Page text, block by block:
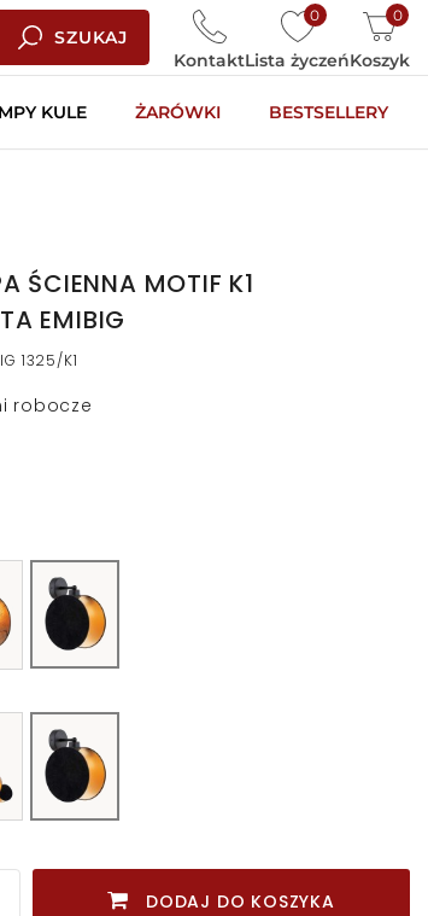
SZUKAJ
0
Lista życzeń
0
Koszyk
Kontakt
KULE ŻARÓWKI BESTSELLERY
ŚCIENNA MOTIF K1
EMIBIG
1325/K1
robocze
DODAJ DO KOSZYKA